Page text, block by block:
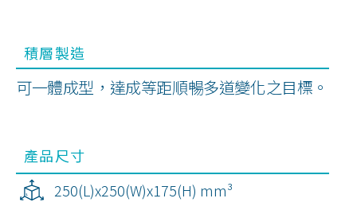
積層製造
可一體成型，達成等距順暢多道變化之目標。
產品尺寸
250(L)x250(W)x175(H) mm³